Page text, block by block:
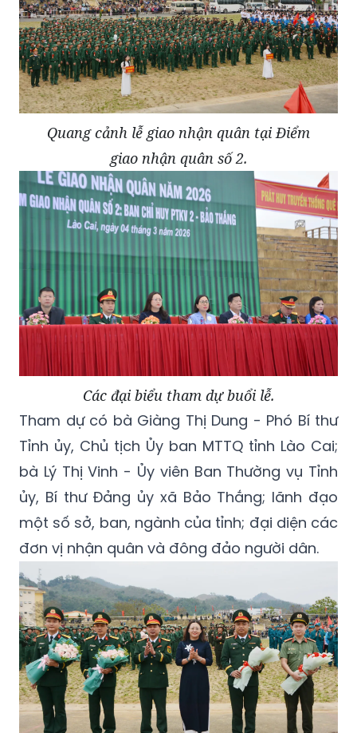
Quang cảnh lễ giao nhận quân tại Điểm
giao nhận quân số 2.
Các đại biểu tham dự buổi lễ.
Tham dự có bà Giàng Thị Dung - Phó Bí thư
Tỉnh ủy, Chủ tịch Ủy ban MTTQ tỉnh Lào Cai;
bà Lý Thị Vinh - Ủy viên Ban Thường vụ Tỉnh
ủy, Bí thư Đảng ủy xã Bảo Thắng; lãnh đạo
một số sở, ban, ngành của tỉnh; đại diện các
đơn vị nhận quân và đông đảo người dân.